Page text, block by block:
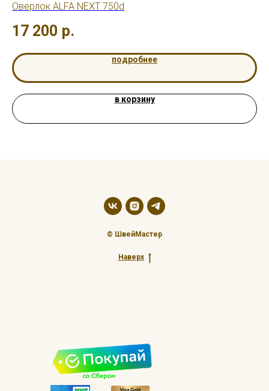
Оверлок ALFA NEXT 750d
17 200 р.
подробнее
в корзину
© ШвейМастер
Наверх